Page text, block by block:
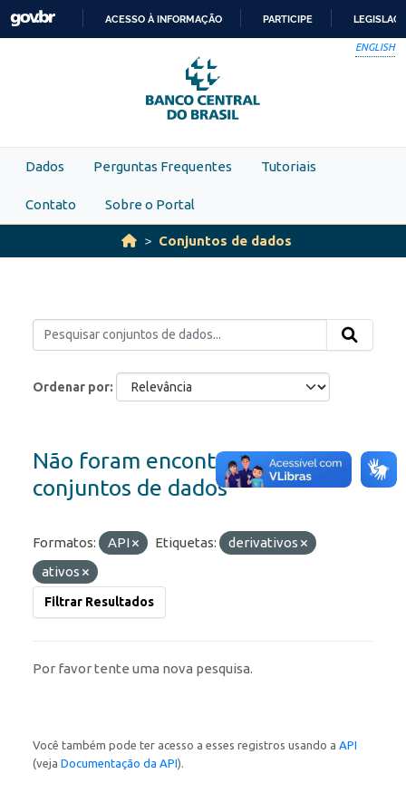
Skip to main content
PARA
O
CONTEÚDO
ACESSO À INFORMAÇÃO PARTICIPE
ENGLISH
Dados Perguntas Frequentes Tutoriais
Contato Sobre o Portal
Conjuntos de dados
Ordenar por
Não foram encontrados
conjuntos de dados
Formatos: API Etiquetas:
derivativos
ativos
Filtrar Resultados
Por favor tente uma nova pesquisa.
Você também pode ter acesso a esses registros usando a API
(veja Documentação da API).